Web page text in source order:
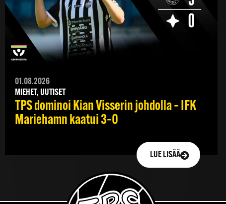
01.08.2026
MIEHET, UUTISET
TPS dominoi Kian Visserin johdolla – IFK
Mariehamn kaatui 3–0
LUE LISÄÄ